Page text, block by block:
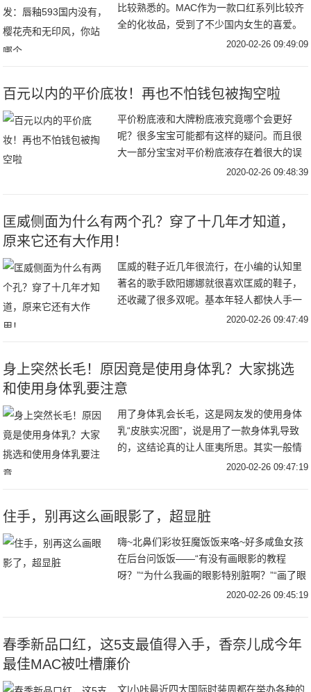
比较熟悉的。MAC作为一款口红系列比较齐
全的化妆品，受到了不少国内女生的喜爱。
不仅如此，每一年MAC旗下都会亮相一些新
2020-02-26 09:49:09
百元以内的平价底妆！再也不怕钱包被掏空啦
平价粉底液和大牌粉底液究竟哪个会更好
呢？很多宝宝可能都有这样的疑问。而且很
大一部分宝宝对平价粉底液存在着很大的误
会，觉得平价粉底液一定就会对皮肤不好。
2020-02-26 09:48:39
匡威侧面为什么有两个孔？穿了十几年才知道，
原来它还有大作用！
匡威的鞋子近几年很流行，在小编的认知里
著名的歌手欧阳娜娜就很喜欢匡威的鞋子，
还收藏了很多双呢。基本年轻人都快人手一
双了，现在帆布鞋也是非常的火爆，深受学
2020-02-26 09:47:49
身上突然长毛！原因竟是使用身体乳？大家挑选
和使用身体乳要注意
用了身体乳会长毛，这是网友发的使用身体
乳“皮肤实况图”，说是用了一款身体乳导致
的，这结论真的让人匪夷所思。其实一般情
况下，身体乳用了是不会长毛的，身体乳主
2020-02-26 09:47:19
住手，别再这么画眼影了，超显脏
嗨~北鼻们彩妆狂魔饭饭来咯~好多咸鱼女孩
在后台问饭饭——“有没有画眼影的教程
呀？”“为什么我画的眼影特别脏啊？”“画了眼
影的我老3岁怎么回事？”饭饭在刚开始化妆
2020-02-26 09:45:19
春季新品口红，这5支最值得入手，香奈儿成今年
最佳MAC被吐槽廉价
文|小咔最近四大国际时装周都在举办各种的